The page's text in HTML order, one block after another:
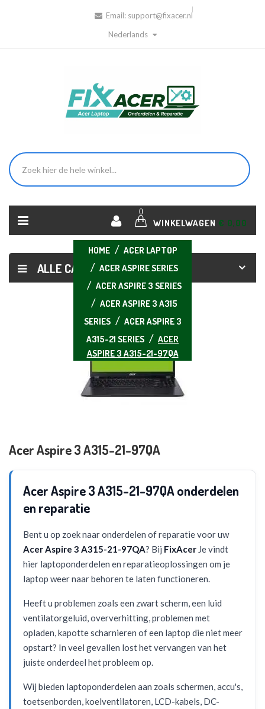
Email: support@fixacer.nl
Nederlands
0
WINKELWAGEN € 0,00
ALLE CATEGORIEËN
HOME
ACER LAPTOP
ACER ASPIRE SERIES
ACER ASPIRE 3 SERIES
ACER ASPIRE 3 A315
SERIES
ACER ASPIRE 3
A315-21 SERIES
ACER
ASPIRE 3 A315-21-97QA
Acer Aspire 3 A315-21-97QA
Acer Aspire 3 A315-21-97QA onderdelen
en reparatie
Bent u op zoek naar onderdelen of reparatie voor uw
Acer Aspire 3 A315-21-97QA? Bij FixAcer Je vindt
hier laptoponderdelen en reparatieoplossingen om je
laptop weer naar behoren te laten functioneren.
Heeft u problemen zoals een zwart scherm, een luid
ventilatorgeluid, oververhitting, problemen met
opladen, kapotte scharnieren of een laptop die niet meer
opstart? In veel gevallen lost het vervangen van het
juiste onderdeel het probleem op.
Wij bieden laptoponderdelen aan zoals schermen, accu's,
toetsenborden, koelventilatoren, LCD-kabels, DC-